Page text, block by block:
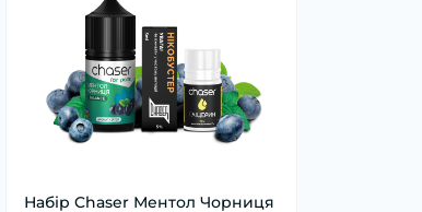
Набір Chaser Ментол Чорниця